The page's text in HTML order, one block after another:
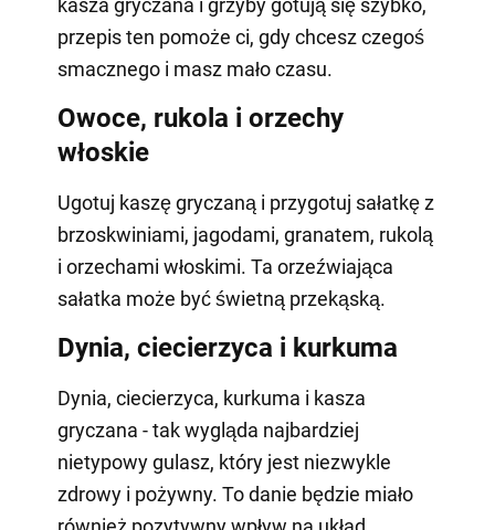
kasza gryczana i grzyby gotują się szybko,
przepis ten pomoże ci, gdy chcesz czegoś
smacznego i masz mało czasu.
Owoce, rukola i orzechy
włoskie
Ugotuj kaszę gryczaną i przygotuj sałatkę z
brzoskwiniami, jagodami, granatem, rukolą
i orzechami włoskimi. Ta orzeźwiająca
sałatka może być świetną przekąską.
Dynia, ciecierzyca i kurkuma
Dynia, ciecierzyca, kurkuma i kasza
gryczana - tak wygląda najbardziej
nietypowy gulasz, który jest niezwykle
zdrowy i pożywny. To danie będzie miało